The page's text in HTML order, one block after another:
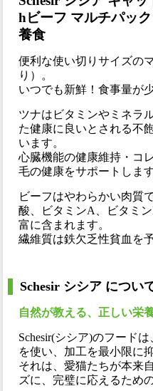
hビーフ マルチパッ
養食
便利な使い切りサイズの
り）。
いつでも新鮮！食事量が
ツナはビタミンやミネラ
た健康に良いとされる不
います。
心臓機能の健康維持・コ
毛の健康をサポートします
ビーフはやわらかい肉質
酸、ビタミンA、ビタミ
富に含まれます。
繊維質は鉄欠乏性貧血を
Schesir シシア につい
自然が教える、正しい栄養
Schesir(シシア)のフード
を使い、加工を最小限に
それは、愛猫たちが本来
ズに、完璧に応えるため